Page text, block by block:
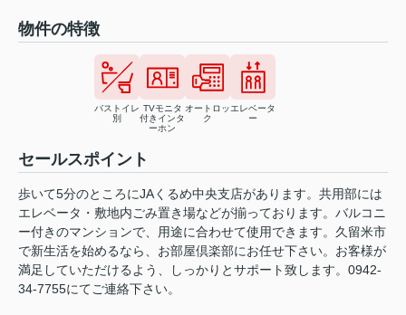
物件の特徴
バストイレ
別
TVモニタ
付きインタ
ーホン
オートロッ
ク
エレベータ
ー
セールスポイント
歩いて5分のところにJAくるめ中央支店があります。共用部には
エレベータ・敷地内ごみ置き場などが揃っております。バルコニ
ー付きのマンションで、用途に合わせて使用できます。久留米市
で新生活を始めるなら、お部屋倶楽部にお任せ下さい。お客様が
満足していただけるよう、しっかりとサポート致します。0942-
34-7755にてご連絡下さい。